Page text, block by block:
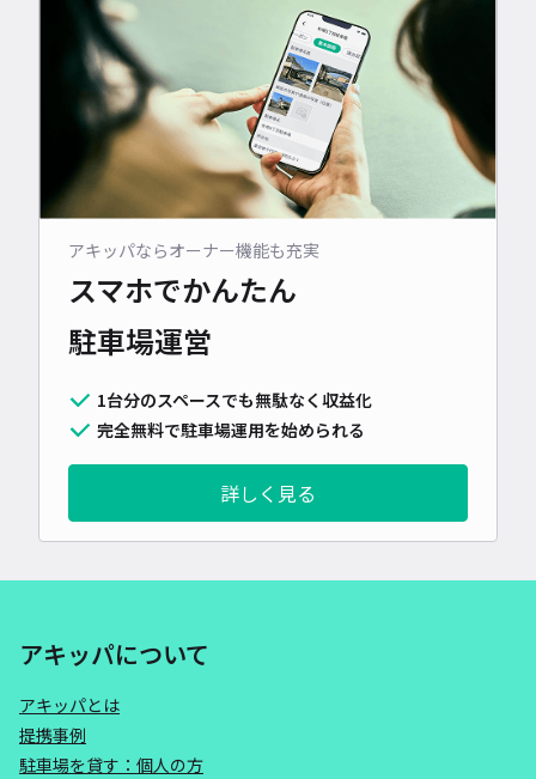
アキッパならオーナー機能も充実
スマホでかんたん
駐車場運営
1台分のスペースでも無駄なく収益化
完全無料で駐車場運用を始められる
詳しく見る
アキッパについて
アキッパとは
提携事例
駐車場を貸す：個人の方